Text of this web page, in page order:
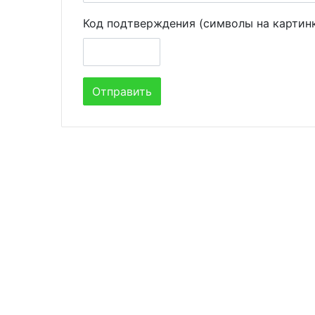
Код подтверждения (символы на